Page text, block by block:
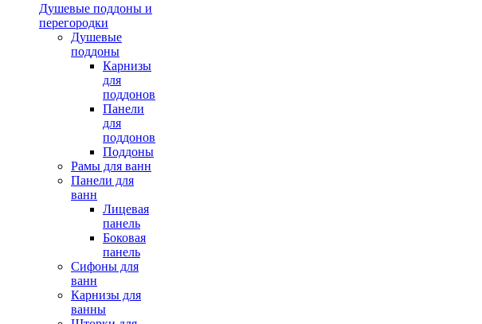
Душевые поддоны и
перегородки
Душевые
поддоны
Карнизы
для
поддонов
Панели
для
поддонов
Поддоны
Рамы для ванн
Панели для
ванн
Лицевая
панель
Боковая
панель
Сифоны для
ванн
Карнизы для
ванны